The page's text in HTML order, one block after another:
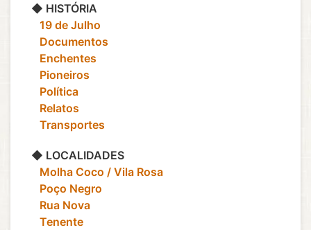
◆ HISTÓRIA
‎ ‎ ‎ 19 de Julho
‎ ‎ ‎ Documentos
‎ ‎ ‎ Enchentes
‎ ‎ ‎ Pioneiros
‎ ‎ ‎ Política
‎ ‎ ‎ Relatos
‎ ‎ ‎ Transportes
◆ LOCALIDADES
‎ ‎ ‎ Molha Coco / Vila Rosa
‎ ‎ ‎ Poço Negro
‎ ‎ ‎ Rua Nova
‎ ‎ ‎ Tenente